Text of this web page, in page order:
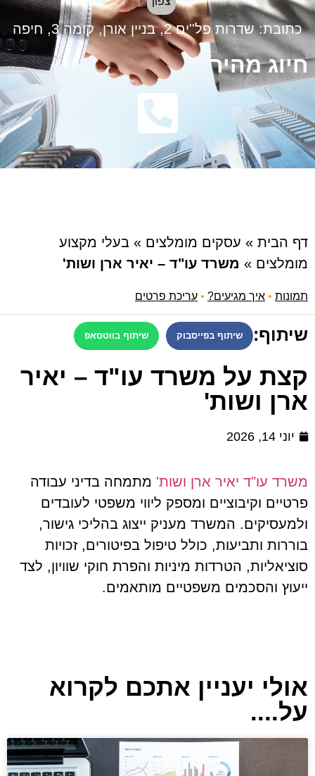
כתובת:שדרות פל''ים 2, בניין אורן, קומה 3, חיפה
חיוג מהיר
דף הבית » עסקים מומלצים » בעלי מקצוע
מומלצים » משרד עו"ד – יאיר ארן ושות'
תמונות • איך מגיעים? • עריכת פרטים
שיתוף: שיתוף בפייסבוק שיתוף בווטסאפ
קצת על משרד עו"ד – יאיר
ארן ושות'
יוני 14, 2026
משרד עו"ד יאיר ארן ושות' מתמחה בדיני עבודה
פרטיים וקיבוציים ומספק ליווי משפטי לעובדים
ולמעסיקים. המשרד מעניק ייצוג בהליכי גישור,
בוררות ותביעות, כולל טיפול בפיטורים, זכויות
סוציאליות, הטרדות מיניות והפרת חוקי שוויון, לצד
ייעוץ והסכמים משפטיים מותאמים.
אולי יעניין אתכם לקרוא
על....